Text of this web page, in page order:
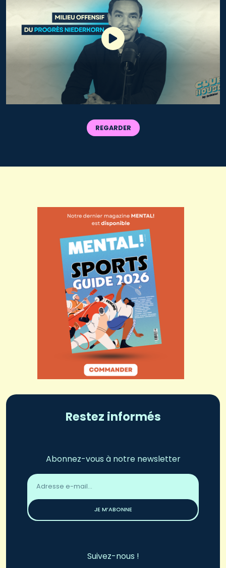
REGARDER
Restez informés
Abonnez-vous à notre newsletter
Adresse
email
JE M’ABONNE
Suivez-nous !